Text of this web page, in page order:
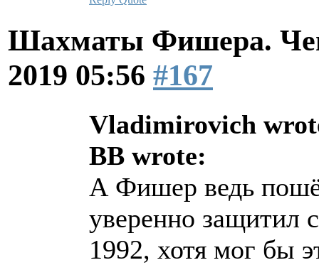
Шахматы Фишера.
2019 05:56 #167
Vladimirovich
BB wrote:
А Фишер ведь
уверенно защитил
1992, хотя мог бы